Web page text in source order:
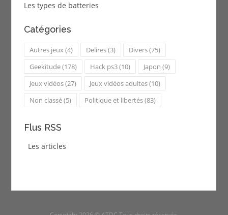
Les types de batteries
Catégories
Autres jeux(4) Delires(3) Divers(75)
Geekitude(178) Hack ps3(10) Japon (9)
Jeux vidéos(27) Jeux vidéos adultes(10)
Non classé(5) Politique et libertés(83)
Flus RSS
Les articles